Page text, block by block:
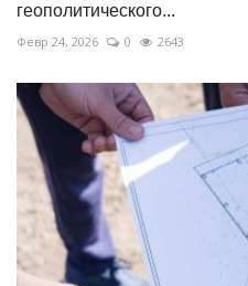
геополитического...
Февр 24, 2026 0 2643